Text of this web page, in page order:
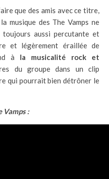
que des amis avec ce titre,
musique des The Vamps ne
aussi percutante et
et légèrement éraillée de
à la musicalité rock et
du groupe dans un clip
qui pourrait bien détrôner le
Vamps :